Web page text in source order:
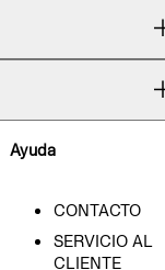
Ayuda
CONTACTO
SERVICIO AL
CLIENTE